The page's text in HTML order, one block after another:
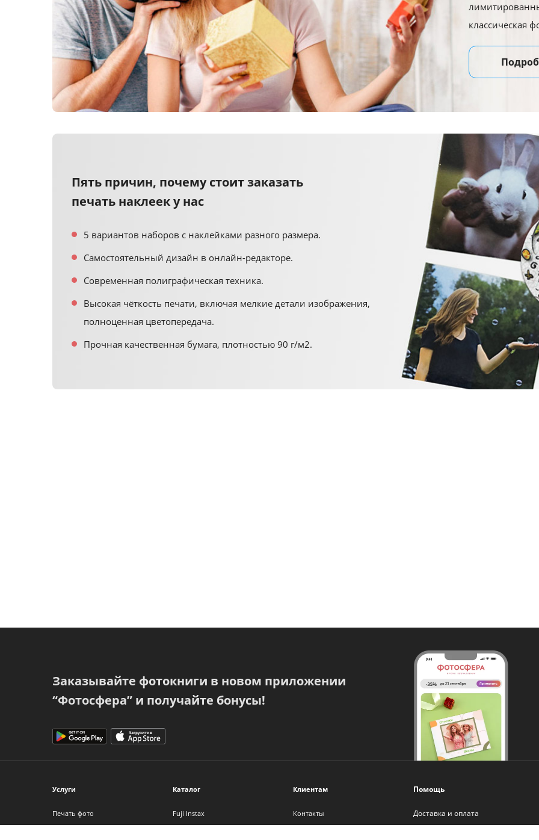
классическая
Пять причин, почему стоит заказать
печать наклеек у нас
5 вариантов наборов с наклейками разного размера.
Самостоятельный дизайн в онлайн-редакторе.
Современная полиграфическая техника.
Высокая чёткость печати, включая мелкие детали изображения,
полноценная цветопередача.
Прочная качественная бумага, плотностью 90 г/м2.
Заказывайте фотокниги в новом приложении
“Фотосфера” и получайте бонусы!
Услуги
Печать фото
Каталог
Fuji Instax
Клиентам
Контакты
Помощь
Доставка и оплата